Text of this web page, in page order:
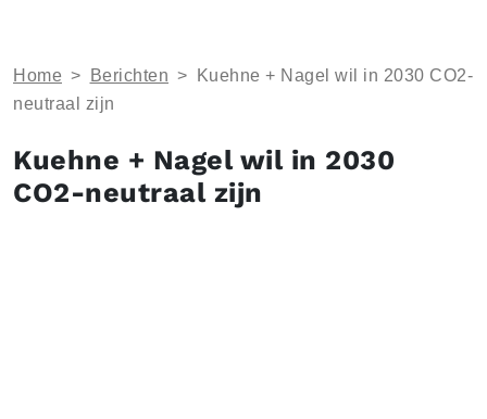
Home > Berichten >
Kuehne + Nagel wil in 2030 CO2-
neutraal zijn
Kuehne + Nagel wil in 2030
CO2-neutraal zijn